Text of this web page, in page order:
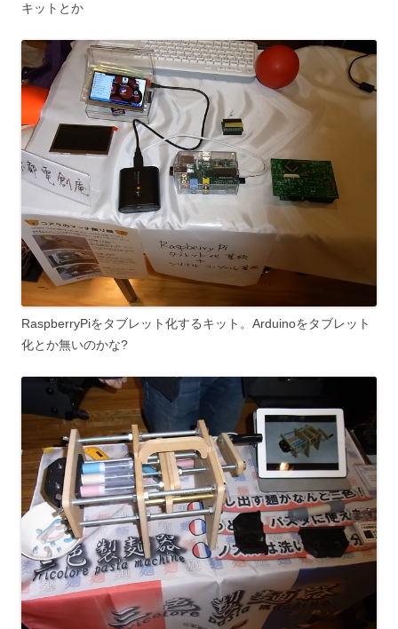
キットとか
RaspberryPiをタブレット化するキット。Arduinoをタブレット
化とか無いのかな?